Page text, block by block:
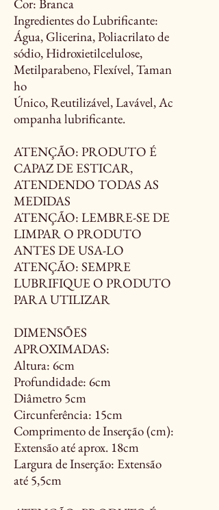
Cor: Branca
Ingredientes do Lubrificante:
Água, Glicerina, Poliacrilato de
sódio, Hidroxietilcelulose,
Metilparabeno, Flexível, Taman
ho
Único, Reutilizável, Lavável, Ac
ompanha lubrificante.
ATENÇÃO: PRODUTO É
CAPAZ DE ESTICAR,
ATENDENDO TODAS AS
MEDIDAS
ATENÇÃO: LEMBRE-SE DE
LIMPAR O PRODUTO
ANTES DE USA-LO
ATENÇÃO: SEMPRE
LUBRIFIQUE O PRODUTO
PARA UTILIZAR
DIMENSÕES
APROXIMADAS:
Altura: 6cm
Profundidade: 6cm
Diâmetro 5cm
Circunferência: 15cm
Comprimento de Inserção (cm):
Extensão até aprox. 18cm
Largura de Inserção: Extensão
até 5,5cm